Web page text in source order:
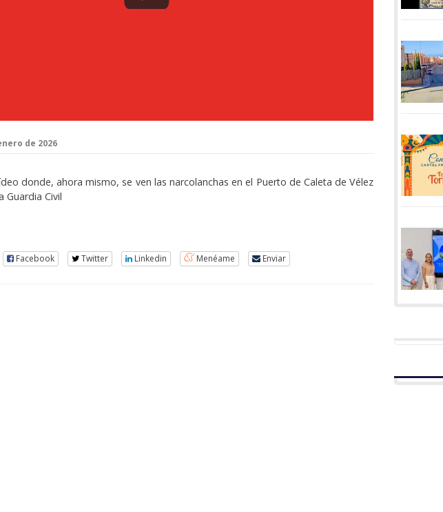
de 2026
donde, ahora mismo, se ven las narcolanchas en el Puerto de Caleta de Vélez
Guardia Civil
Facebook Twitter Linkedin Menéame Enviar